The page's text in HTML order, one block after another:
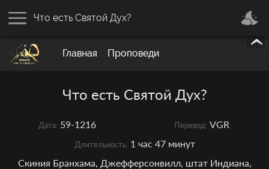
Главная Проповеди
Что есть Святой Дух?
Что есть Святой Дух?
Дата: 59-1216 Перевод: VGR
Длительность: 1 час 47 минут
Скиния Бранхама, Джефферсонвилл, штат Индиана,